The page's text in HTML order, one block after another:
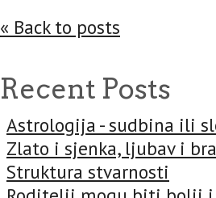
« Back to posts
Recent Posts
Astrologija - sudbina ili
Zlato i sjenka, ljubav i
Struktura stvarnosti